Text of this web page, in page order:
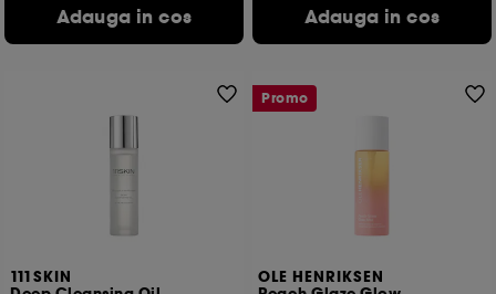
Adauga in cos Adauga in cos
111SKIN
OLE HENRIKSEN
Promo